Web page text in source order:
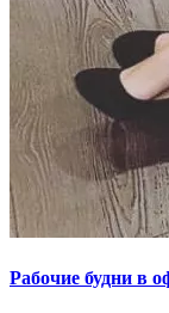
Рабочие будни в